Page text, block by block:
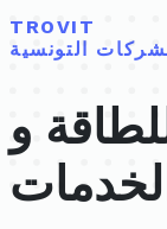
TROVIT
التونسية
و
الخدمات